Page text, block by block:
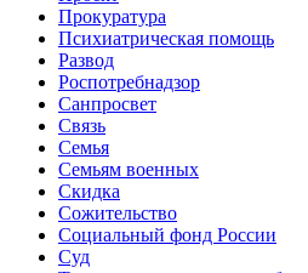
Прокуратура
Психиатрическая помощь
Развод
Роспотребнадзор
Санпросвет
Связь
Семья
Семьям военных
Скидка
Сожительство
Социальный фонд России
Суд